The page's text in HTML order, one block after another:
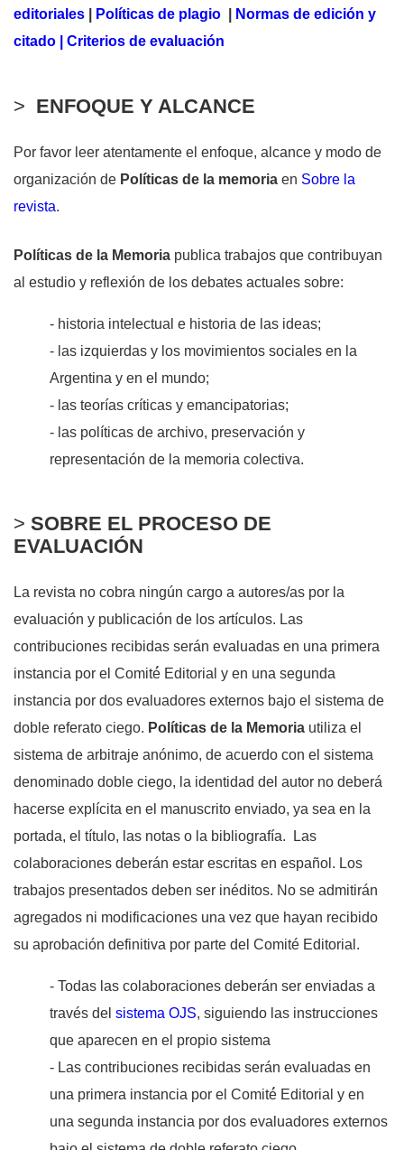
editoriales
Políticas de plagio
Normas de edición y
citado
| Criterios de evaluación
> ENFOQUE Y ALCANCE
Por favor leer atentamente el enfoque, alcance y modo de
organización de Políticas de la memoria en Sobre la
revista.
Políticas de la Memoria publica trabajos que contribuyan
al estudio y reflexión de los debates actuales sobre:
- historia intelectual e historia de las ideas;
- las izquierdas y los movimientos sociales en la
Argentina y en el mundo;
- las teorías críticas y emancipatorias;
- las políticas de archivo, preservación y
representación de la memoria colectiva.
> SOBRE EL PROCESO DE
EVALUACIÓN
La revista no cobra ningún cargo a autores/as por la
evaluación y publicación de los artículos. Las
contribuciones recibidas serán evaluadas en una primera
instancia por el Comité́ Editorial y en una segunda
instancia por dos evaluadores externos bajo el sistema de
doble referato ciego. Políticas de la Memoria utiliza el
sistema de arbitraje anónimo, de acuerdo con el sistema
denominado doble ciego, la identidad del autor no deberá
hacerse explícita en el manuscrito enviado, ya sea en la
portada, el título, las notas o la bibliografía. Las
colaboraciones deberán estar escritas en español. Los
trabajos presentados deben ser inéditos. No se admitirán
agregados ni modificaciones una vez que hayan recibido
su aprobación definitiva por parte del Comité Editorial.
- Todas las colaboraciones deberán ser enviadas a
través del sistema OJS, siguiendo las instrucciones
que aparecen en el propio sistema
- Las contribuciones recibidas serán evaluadas en
una primera instancia por el Comité́ Editorial y en
una segunda instancia por dos evaluadores externos